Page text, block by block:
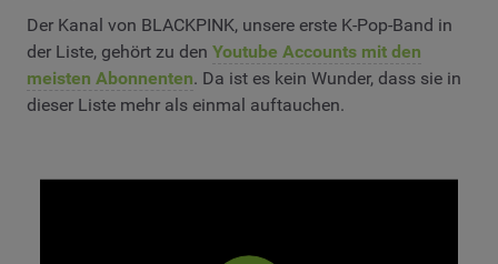
Der Kanal von BLACKPINK, unsere erste K-Pop-Band in
der Liste, gehört zu den Youtube Accounts mit den
meisten Abonnenten. Da ist es kein Wunder, dass sie in
dieser Liste mehr als einmal auftauchen.